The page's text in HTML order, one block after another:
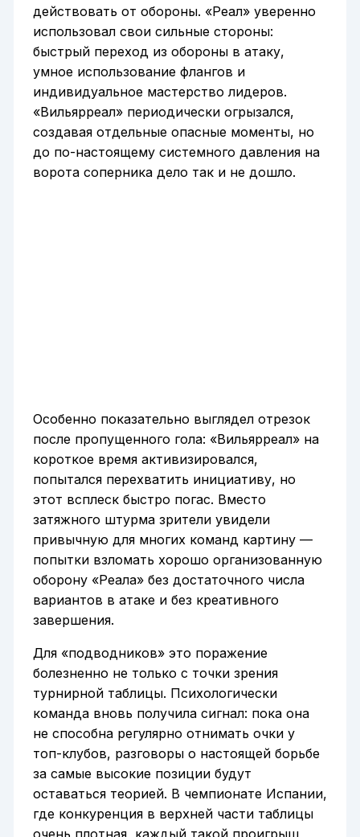
действовать от обороны. «Реал» уверенно
использовал свои сильные стороны:
быстрый переход из обороны в атаку,
умное использование флангов и
индивидуальное мастерство лидеров.
«Вильярреал» периодически огрызался,
создавая отдельные опасные моменты, но
до по-настоящему системного давления на
ворота соперника дело так и не дошло.
Особенно показательно выглядел отрезок
после пропущенного гола: «Вильярреал» на
короткое время активизировался,
попытался перехватить инициативу, но
этот всплеск быстро погас. Вместо
затяжного штурма зрители увидели
привычную для многих команд картину —
попытки взломать хорошо организованную
оборону «Реала» без достаточного числа
вариантов в атаке и без креативного
завершения.
Для «подводников» это поражение
болезненно не только с точки зрения
турнирной таблицы. Психологически
команда вновь получила сигнал: пока она
не способна регулярно отнимать очки у
топ-клубов, разговоры о настоящей борьбе
за самые высокие позиции будут
оставаться теорией. В чемпионате Испании,
где конкуренция в верхней части таблицы
очень плотная, каждый такой проигрыш